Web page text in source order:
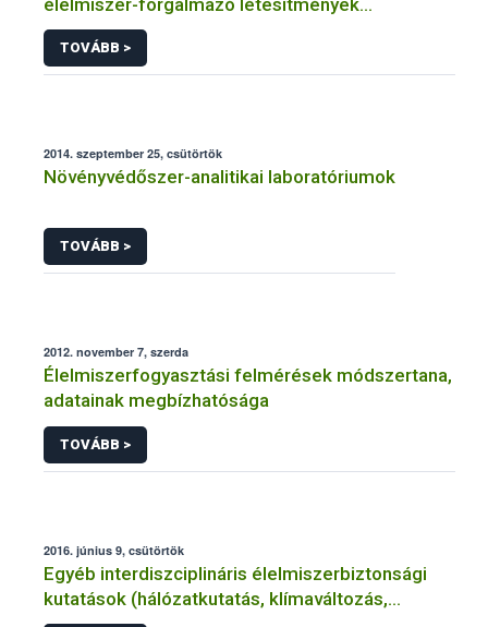
üzemeltetőinek
TOVÁBB >
2014. szeptember 25, csütörtök
Növényvédőszer-analitikai laboratóriumok
TOVÁBB >
2012. november 7, szerda
Élelmiszerfogyasztási felmérések módszertana,
adatainak megbízhatósága
TOVÁBB >
2016. június 9, csütörtök
Egyéb interdiszciplináris élelmiszerbiztonsági
kutatások (hálózatkutatás, klímaváltozás,